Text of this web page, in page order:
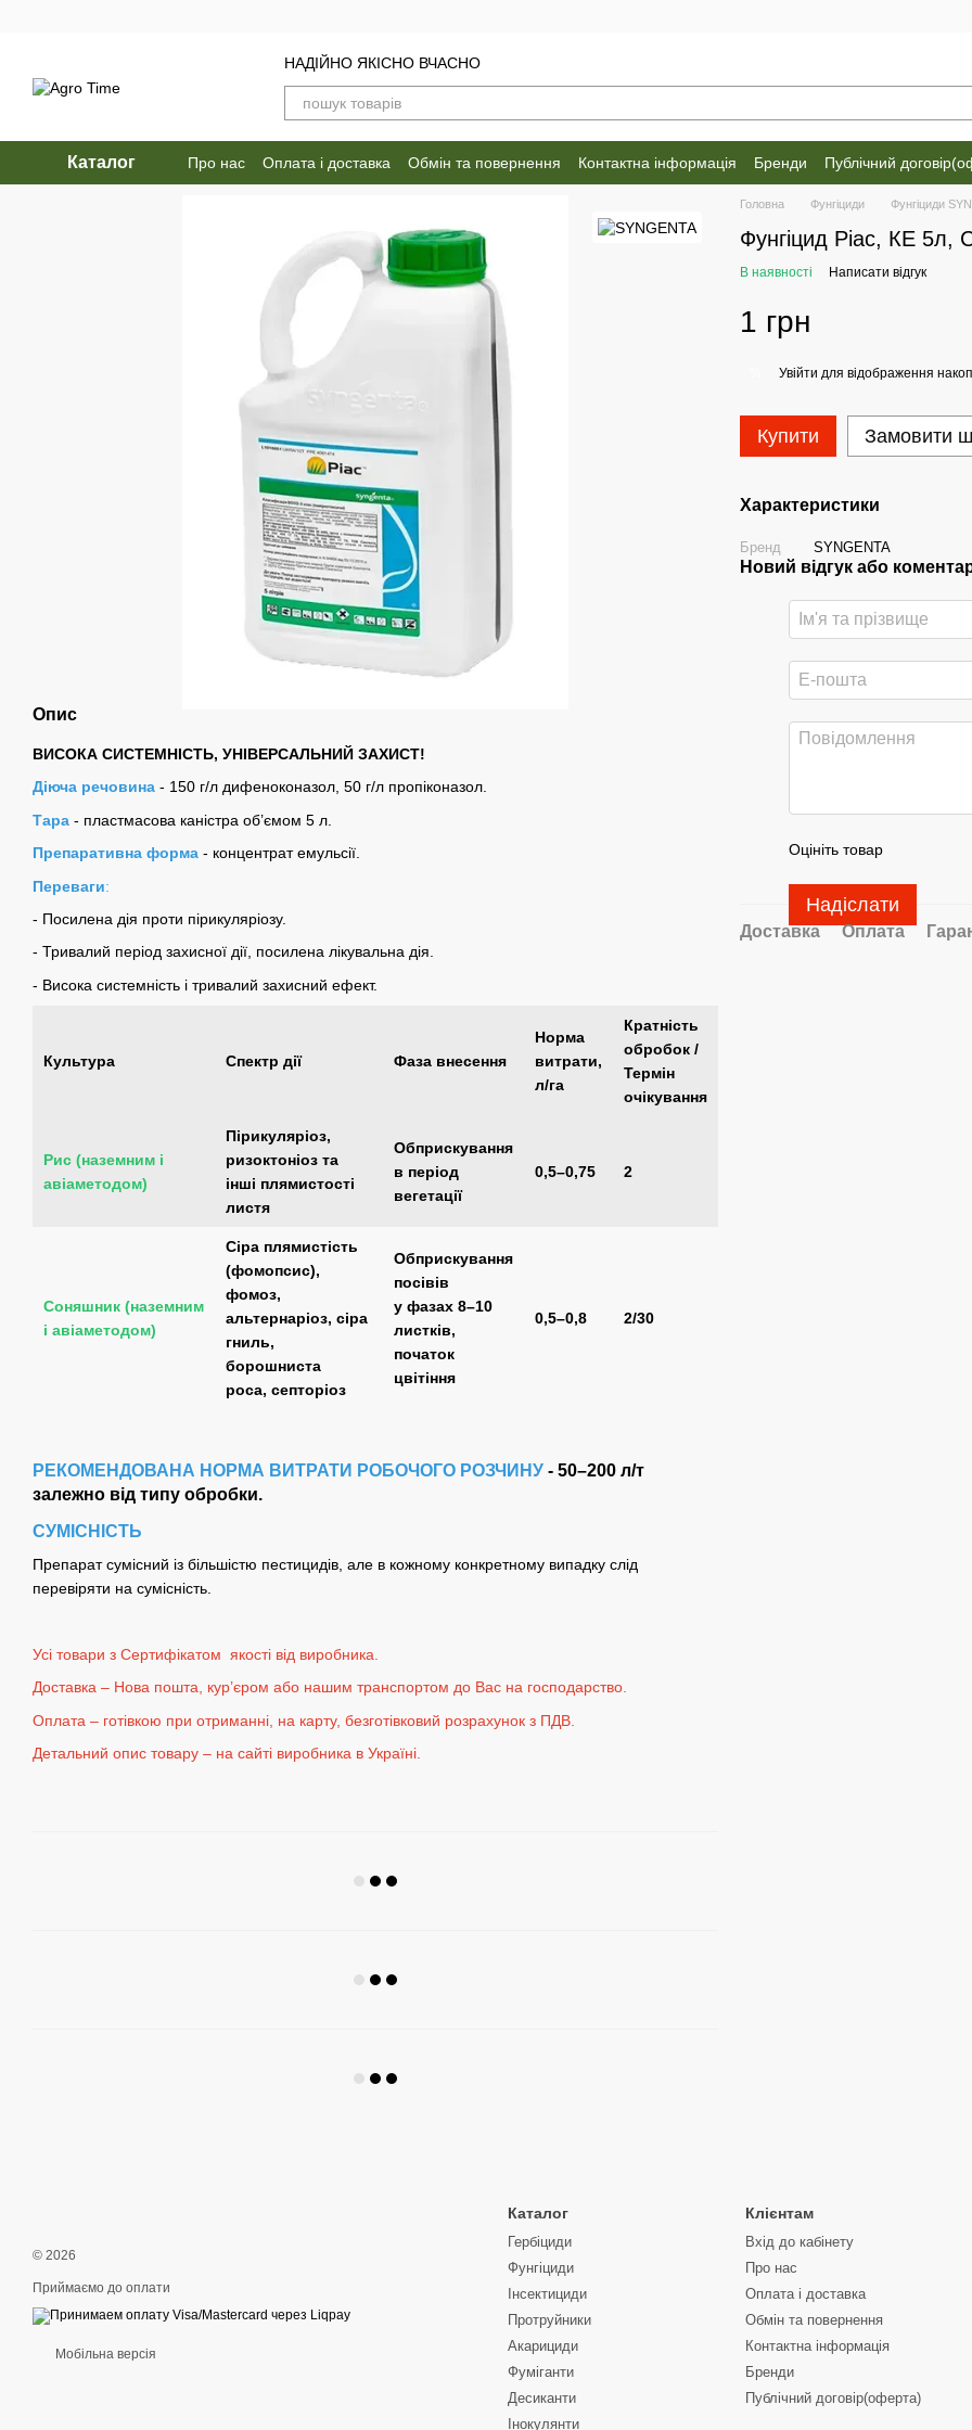
НАДІЙНО ЯКІСНО ВЧАСНО
Каталог Про нас Оплата і доставка Обмін та повернення Контактна інформація Бренди Публічний
Опис
ВИСОКА СИСТЕМНІСТЬ, УНІВЕРСАЛЬНИЙ ЗАХИСТ!
Діюча речовина - 150 г/л дифеноконазол, 50 г/л пропіконазол.
Тара - пластмасова каністра об’ємом 5 л.
Препаративна форма - концентрат емульсії.
Переваги:
- Посилена дія проти пірикуляріозу.
- Тривалий період захисної дії, посилена лікувальна дія.
- Висока системність і тривалий захисний ефект.
Культура Спектр дії Фаза внесення
Норма
витрати,
л/га
Кратність
обробок /
Термін
очікування
Рис (наземним і
авіаметодом)
Пірикуляріоз,
ризоктоніоз та
інші плямистості
листя
Обприскування
в період
вегетації
0,5–0,75 2
Соняшник (наземним
і авіаметодом)
Сіра плямистість
(фомопсис),
фомоз,
альтернаріоз, сіра
гниль,
борошниста
роса, септоріоз
Обприскування
посівів
у фазах 8–10
листків,
початок
цвітіння
0,5–0,8 2/30
РЕКОМЕНДОВАНА НОРМА ВИТРАТИ РОБОЧОГО РОЗЧИНУ - 50–200 л/т
залежно від типу обробки.
СУМІСНІСТЬ
Препарат сумісний із більшістю пестицидів, але в кожному конкретному випадку слід
перевіряти на сумісність.
Усі товари з Сертифікатом якості від виробника.
Доставка – Нова пошта, кур’єром або нашим транспортом до Вас на господарство.
Оплата – готівкою при отриманні, на карту, безготівковий розрахунок з ПДВ.
Детальний опис товару – на сайті виробника в Україні.
Головна Фунгіциди Фунгіциди
Фунгіцид Ріас, КЕ 5л,
В наявності Написати відгук
1 грн
Увійти для відображення
Купити Замовити
Характеристики
Бренд SYNGENTA
Новий відгук або
Оцініть товар
Надіслати
Доставка Оплата
© 2026
Приймаємо до оплати
Мобільна версія
Каталог
Гербіциди
Фунгіциди
Інсектициди
Протруйники
Акарициди
Фуміганти
Десиканти
Інокулянти
Клієнтам
Вхід до кабінету
Про нас
Оплата і доставка
Обмін та повернення
Контактна інформація
Бренди
Публічний договір(оферта)